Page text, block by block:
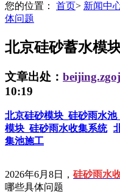
您的位置： 首页> 新闻中
体问题
北京硅砂蓄水模
文章出处：
10:19
北京硅砂模块_硅砂雨水
模块_硅砂雨水收集系统
集池施工
2026年6月8日， 硅砂雨水
哪些具体问题